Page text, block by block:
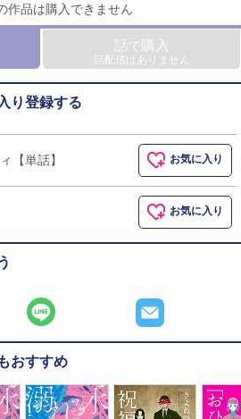
作品は購入できません
話で購入
話配信はありません
り登録する
【単話】 お気に入り
お気に入り
おすすめ